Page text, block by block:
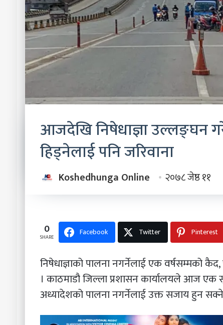
आजदेखि निषेधाज्ञा उल्लङ्घन
हिड्नेलाई पनि जरिवाना
Koshedhunga Online २०७८ जेष्ठ ११
0
SHARE Facebook Twitter Pinterest
निषेधाज्ञाको पालना नगर्नेलाई एक वर्षसम्मको
। काठमाडौ जिल्ला प्रशासन कार्यालयले आज एक
अध्यादेशको पालना नगर्नेलाई उक्त सजाय हुन सक्ने